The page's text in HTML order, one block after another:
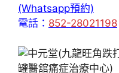
(Whatsapp預約)
電話： 852-28021198